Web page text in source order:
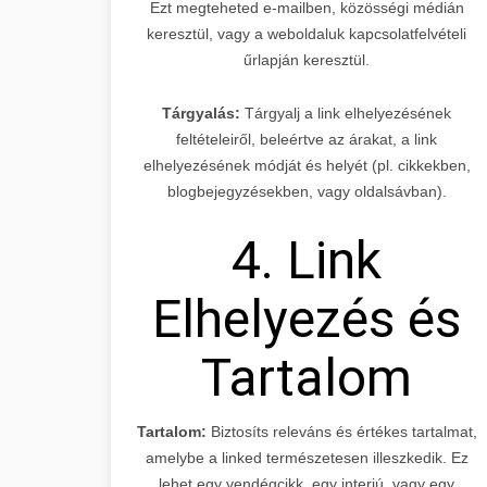
Ezt megteheted e-mailben, közösségi médián
keresztül, vagy a weboldaluk kapcsolatfelvételi
űrlapján keresztül.
Tárgyalás: Tárgyalj a link elhelyezésének
feltételeiről, beleértve az árakat, a link
elhelyezésének módját és helyét (pl. cikkekben,
blogbejegyzésekben, vagy oldalsávban).
4. Link
Elhelyezés és
Tartalom
Tartalom: Biztosíts releváns és értékes tartalmat,
amelybe a linked természetesen illeszkedik. Ez